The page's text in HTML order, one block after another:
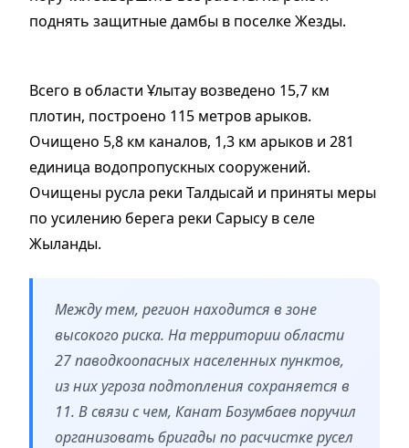
поднять защитные дамбы в поселке Жезды.
Всего в области Ұлытау возведено 15,7 км
плотин, построено 115 метров арыков.
Очищено 5,8 км каналов, 1,3 км арыков и 281
единица водопропускных сооружений.
Очищены русла реки Талдысай и приняты меры
по усилению берега реки Сарысу в селе
Жыланды.
Между тем, регион находится в зоне
высокого риска. На территории области
27 паводкоопасных населенных пунктов,
из них угроза подтопления сохраняется в
11. В связи с чем, Канат Бозумбаев поручил
организовать бригады по расчистке русел